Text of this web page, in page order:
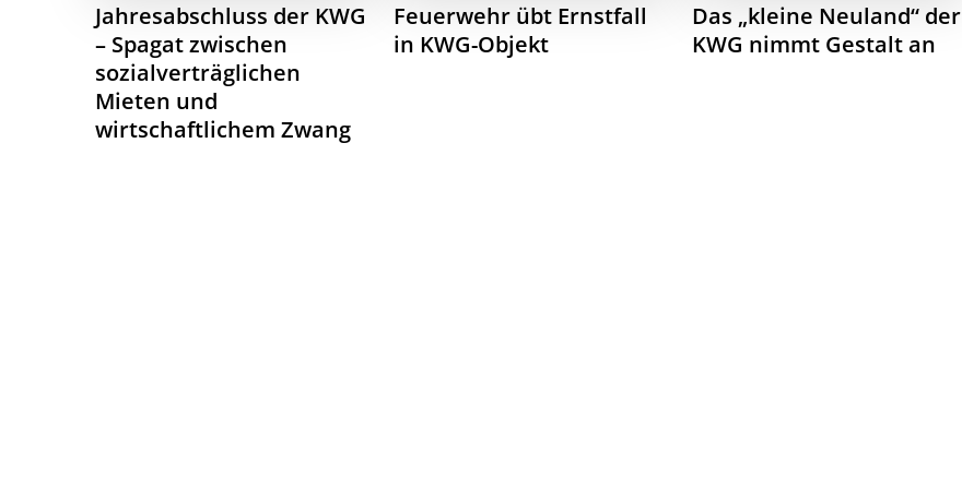
Jahresabschluss der KWG
– Spagat zwischen
sozialverträglichen
Mieten und
wirtschaftlichem Zwang
Feuerwehr übt Ernstfall
in KWG-Objekt
Das „kleine Neuland“ der
KWG nimmt Gestalt an